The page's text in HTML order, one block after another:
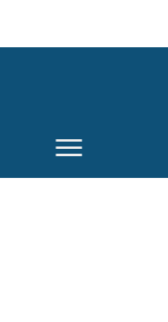
Basculer
la